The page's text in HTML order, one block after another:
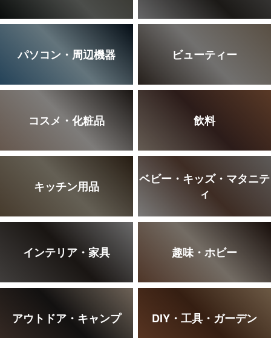
パソコン・周辺機器 ビューティー
コスメ・化粧品 飲料
キッチン用品
ベビー・キッズ・マタニテ
ィ
インテリア・家具 趣味・ホビー
アウトドア・キャンプ DIY・工具・ガーデン